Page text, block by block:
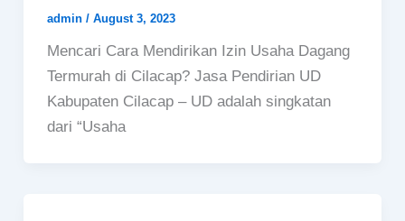
admin / August 3, 2023
Mencari Cara Mendirikan Izin Usaha Dagang
Termurah di Cilacap? Jasa Pendirian UD
Kabupaten Cilacap – UD adalah singkatan
dari “Usaha